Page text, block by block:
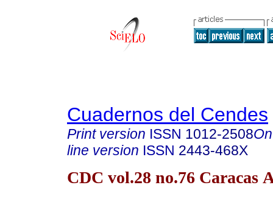
Cuadernos del Cendes
Print version ISSN 1012-2508
line version ISSN 2443-468X
CDC vol.28 no.76 Caracas